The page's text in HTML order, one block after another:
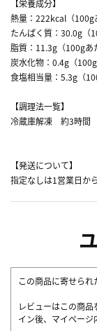
【栄養成分】
熱量：222kcal（100g
たんぱく質：30.0g（
脂質：11.3g（100gあ
炭水化物：0.4g（100g
食塩相当量：5.3g（
【調理法一覧】
冷蔵庫解凍 約3時間
【発送について】
指定なしは1営業日か
この商品に寄せられ
レビューはこの商
イン後、マイページ